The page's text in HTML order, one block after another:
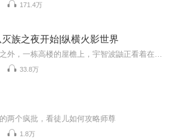
171.4万
灭族之夜开始|纵横火影世界
33.8万
两个疯批，看徒儿如何攻略师尊
1.8万